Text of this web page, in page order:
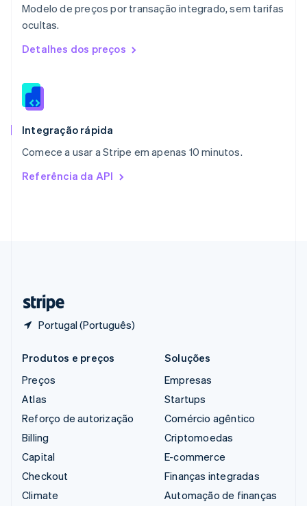
Modelo de preços por transação integrado, sem tarifas
ocultas.
Detalhes dos preços
Integração rápida
Comece a usar a Stripe em apenas 10 minutos.
Referência da API
Portugal (Português)
NederlandsEnglish
Polônia
English
RAE de Hong Kong, China
Reino Unido
English
República Tcheca
English
English
Produtos e preços
Preços
Atlas
Reforço de autorização
Billing
Capital
Checkout
Climate
Soluções
Empresas
Startups
Comércio agêntico
Criptomoedas
E-commerce
Finanças integradas
Automação de finanças